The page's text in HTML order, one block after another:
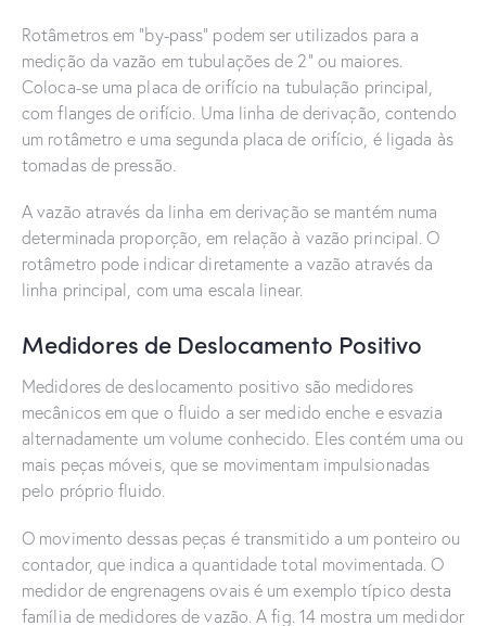
Rotâmetros em “by-pass” podem ser utilizados para a
medição da vazão em tubulações de 2” ou maiores.
Coloca-se uma placa de orifício na tubulação principal,
com flanges de orifício. Uma linha de derivação, contendo
um rotâmetro e uma segunda placa de orifício, é ligada às
tomadas de pressão.
A vazão através da linha em derivação se mantém numa
determinada proporção, em relação à vazão principal. O
rotâmetro pode indicar diretamente a vazão através da
linha principal, com uma escala linear.
Medidores de Deslocamento Positivo
Medidores de deslocamento positivo são medidores
mecânicos em que o fluido a ser medido enche e esvazia
alternadamente um volume conhecido. Eles contém uma ou
mais peças móveis, que se movimentam impulsionadas
pelo próprio fluido.
O movimento dessas peças é transmitido a um ponteiro ou
contador, que indica a quantidade total movimentada. O
medidor de engrenagens ovais é um exemplo típico desta
família de medidores de vazão. A fig. 14 mostra um medidor